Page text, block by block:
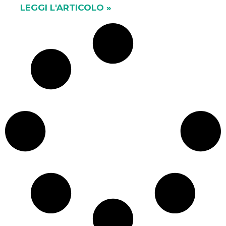
LEGGI L'ARTICOLO »